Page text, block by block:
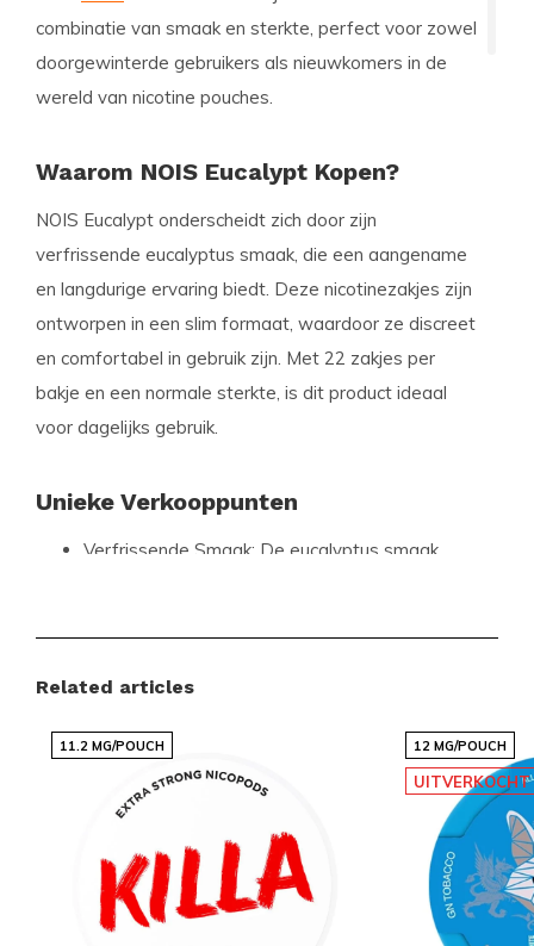
combinatie van smaak en sterkte, perfect voor zowel
doorgewinterde gebruikers als nieuwkomers in de
wereld van nicotine pouches.
Waarom NOIS Eucalypt Kopen?
NOIS Eucalypt onderscheidt zich door zijn
verfrissende eucalyptus smaak, die een aangename
en langdurige ervaring biedt. Deze nicotinezakjes zijn
ontworpen in een slim formaat, waardoor ze discreet
en comfortabel in gebruik zijn. Met 22 zakjes per
bakje en een normale sterkte, is dit product ideaal
voor dagelijks gebruik.
Unieke Verkooppunten
Verfrissende Smaak: De eucalyptus smaak
gebruiken.
Production, een vertrouwde naam in de
industrie.
Consistente Sterkte:
Elk zakje bevat 12.5 mg
nicotine, wat zorgt voor een consistente en
bevredigende ervaring.
Related articles
11.2 MG/POUCH 12 MG/POUCH
UITVERKOCHT